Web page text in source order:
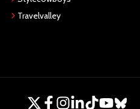
Travelvalley